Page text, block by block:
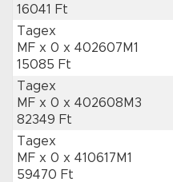
16041 Ft
Tagex
MF x 0 x 402607M1
15085 Ft
Tagex
MF x 0 x 402608M3
82349 Ft
Tagex
MF x 0 x 410617M1
59470 Ft